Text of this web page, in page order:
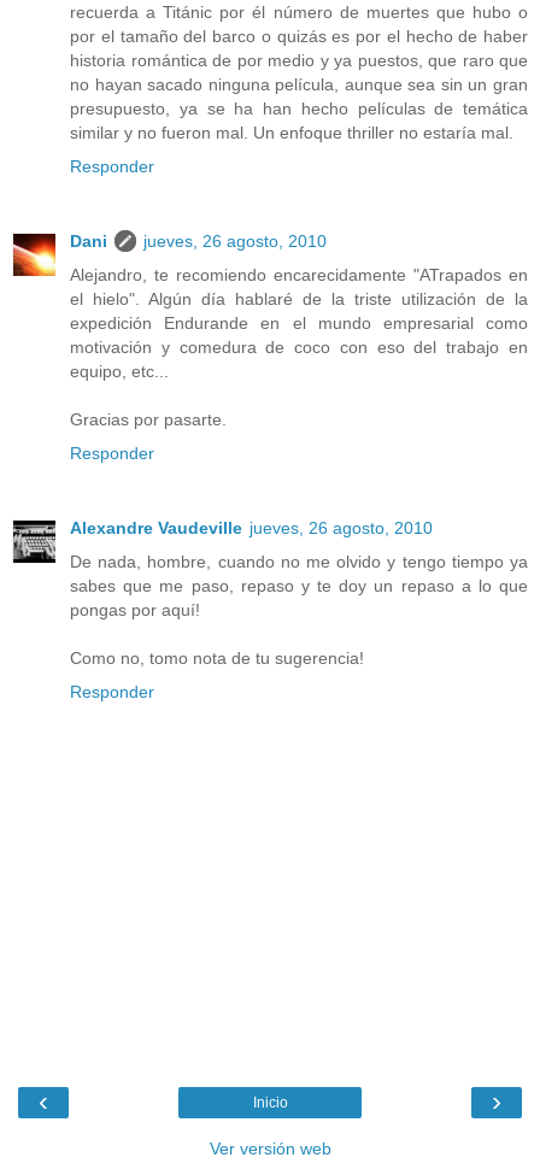
recuerda a Titánic por él número de muertes que hubo o
por el tamaño del barco o quizás es por el hecho de haber
historia romántica de por medio y ya puestos, que raro que
no hayan sacado ninguna película, aunque sea sin un gran
presupuesto, ya se ha han hecho películas de temática
similar y no fueron mal. Un enfoque thriller no estaría mal.
Responder
Dani
jueves, 26 agosto, 2010
Alejandro, te recomiendo encarecidamente "ATrapados en
el hielo". Algún día hablaré de la triste utilización de la
expedición Endurande en el mundo empresarial como
motivación y comedura de coco con eso del trabajo en
equipo, etc...
Gracias por pasarte.
Responder
Alexandre Vaudeville jueves, 26 agosto, 2010
De nada, hombre, cuando no me olvido y tengo tiempo ya
sabes que me paso, repaso y te doy un repaso a lo que
pongas por aquí!
Como no, tomo nota de tu sugerencia!
Responder
‹ ›
Inicio
Ver versión web